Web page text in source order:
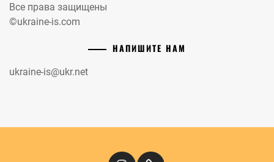
Все права защищены
©ukraine-is.com
НАПИШИТЕ НАМ
ukraine-is@ukr.net
InstagramКіномандри